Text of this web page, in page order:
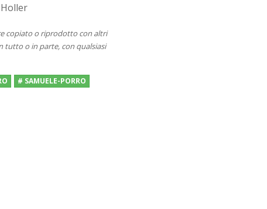
copiato o riprodotto con altri
tutto o in parte, con qualsiasi
# SAMUELE-PORRO